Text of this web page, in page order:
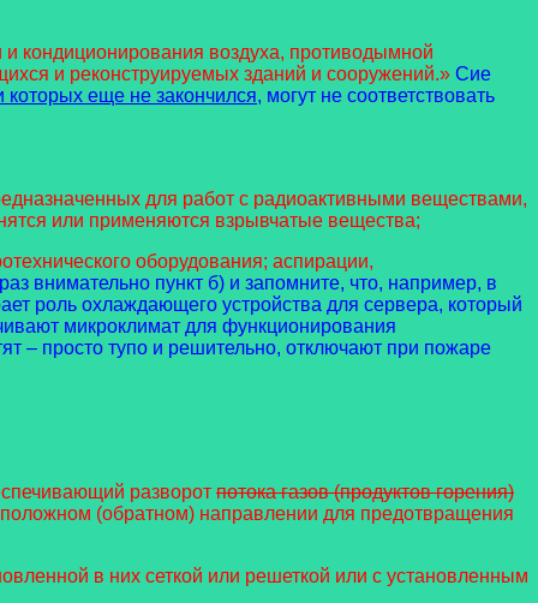
кондиционирования воздуха, противодымной
и реконструируемых зданий и сооружений.» Сие
которых еще не закончился, могут не соответствовать
для работ с радиоактивными веществами,
или применяются взрывчатые вещества;
оборудования; аспирации,
внимательно пункт б) и запомните, что, например, в
роль охлаждающего устройства для сервера, который
микроклимат для функционирования
– просто тупо и решительно, отключают при пожаре
разворот потока газов (продуктов горения)
(обратном) направлении для предотвращения
в них сеткой или решеткой или с установленным